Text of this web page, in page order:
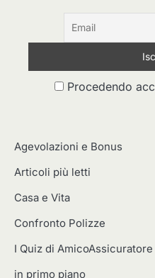
Procedendo
Agevolazioni e Bonus
Articoli più letti
Casa e Vita
Confronto Polizze
I Quiz di AmicoAssicuratore
in primo piano